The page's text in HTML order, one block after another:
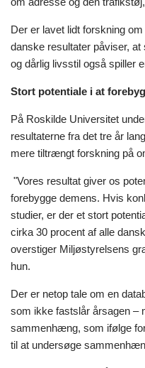
Der er lavet lidt forskning
danske resultater påviser,
og dårlig livsstil også spiller
Stort potentiale i at
På Roskilde Universitet
resultaterne fra det tre år
mere tiltrængt forskning på
"Vores resultat giver os
forebygge demens. Hvis
studier, er der et stort
cirka 30 procent af alle
overstiger Miljøstyrelsens
hun.
Der er netop tale om en
som ikke fastslår årsagen –
sammenhæng, som ifølge
til at undersøge